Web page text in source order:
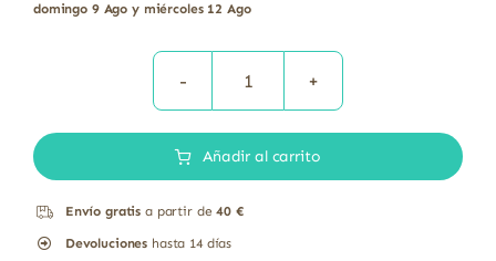
domingo 9 Ago y miércoles 12 Ago
Vitamina
1000mg
Añadir al carrito
Envío gratis a partir de40 €
Devoluciones hasta 14 días